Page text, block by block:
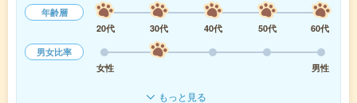
年齢層
20代
30代 40代 50代
60代
男女比率
女性
男性
もっと見る